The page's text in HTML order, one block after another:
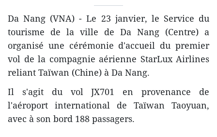
Da Nang (VNA) - Le 23 janvier, le Service du
tourisme de la ville de Da Nang (Centre) a
organisé une cérémonie d'accueil du premier
vol de la compagnie aérienne StarLux Airlines
reliant Taïwan (Chine) à Da Nang.
Il s'agit du vol JX701 en provenance de
l'aéroport international de Taïwan Taoyuan,
avec à son bord 188 passagers.